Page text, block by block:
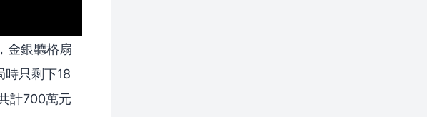
金銀聽格扇
時只剩下18
計700萬元